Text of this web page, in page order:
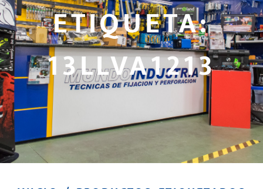
ETIQUETA:
13LLVA1213